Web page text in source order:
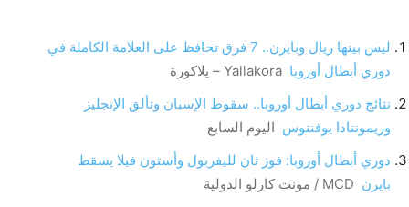
ليس بينها ريال وبايرن.. 7 فرق تحافظ على العلامة الكاملة في
دوري أبطال أوروبا Yallakora – يلاكورة
نتائج دوري أبطال أوروبا.. سقوط الإسبان وتألق الإنجليز
وريمونتادا يوفنتوس اليوم السابع
دوري أبطال أوروبا: فوز ثان لليفربول وأستون فيلا يسقط
بايرن MCD / مونت كارلو الدولية